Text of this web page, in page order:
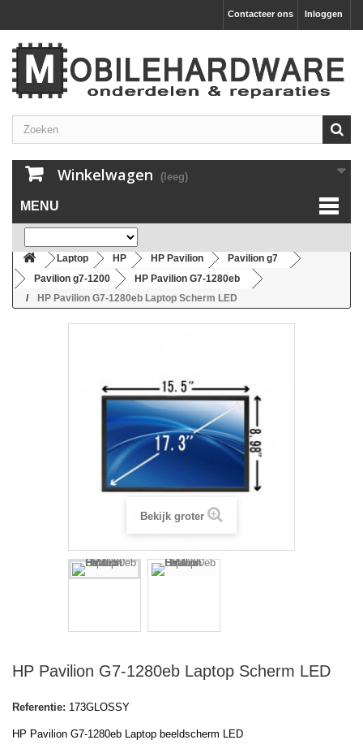
Inloggen
Contacteer ons
Winkelwagen (leeg)
MENU
Laptop HP HP Pavilion
Pavilion g7
Pavilion g7-1200
HP Pavilion G7-1280eb
HP Pavilion G7-1280eb Laptop Scherm LED
Bekijk groter
HP Pavilion G7-1280eb Laptop Scherm LED
Referentie: 173GLOSSY
HP Pavilion G7-1280eb Laptop beeldscherm LED